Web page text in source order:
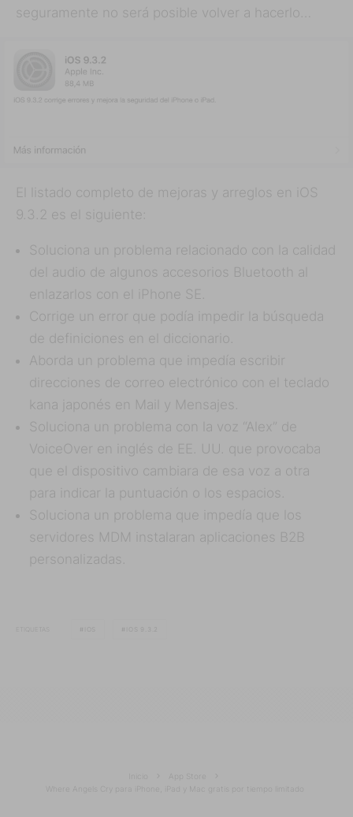
seguramente no será posible volver a hacerlo…
El listado completo de mejoras y arreglos en iOS
9.3.2 es el siguiente:
Soluciona un problema relacionado con la calidad
del audio de algunos accesorios Bluetooth al
enlazarlos con el iPhone SE.
Corrige un error que podía impedir la búsqueda
de definiciones en el diccionario.
Aborda un problema que impedía escribir
direcciones de correo electrónico con el teclado
kana japonés en Mail y Mensajes.
Soluciona un problema con la voz “Alex” de
VoiceOver en inglés de EE. UU. que provocaba
que el dispositivo cambiara de esa voz a otra
para indicar la puntuación o los espacios.
Soluciona un problema que impedía que los
servidores MDM instalaran aplicaciones B2B
personalizadas.
App Store
Where Angels Cry para iPhone, iPad y Mac gratis por tiempo limitado